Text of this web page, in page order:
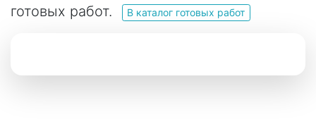
готовых работ.
В каталог готовых работ